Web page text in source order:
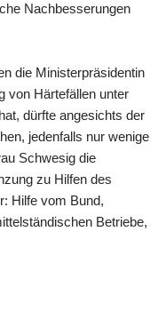
Nachbesserungen
die Ministerpräsidentin
von Härtefällen unter
dürfte angesichts der
jedenfalls nur wenige
Schwesig die
zu Hilfen des
Hilfe vom Bund,
Betriebe,